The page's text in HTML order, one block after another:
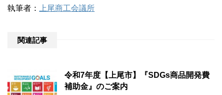
執筆者： 上尾商工会議所
関連記事
令和7年度【上尾市】『SDGs商品開発費
補助金』のご案内